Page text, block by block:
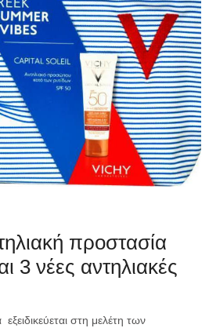
προστασία
3 νέες αντηλιακές
στη μελέτη των